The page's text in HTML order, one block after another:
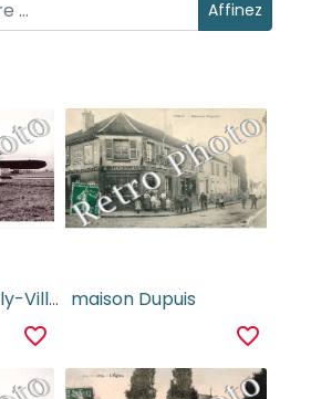
Affinez
aerodrome d'Orly-Villeneuve, les baptemes
favorite_border
maison Dupuis
favorite_border